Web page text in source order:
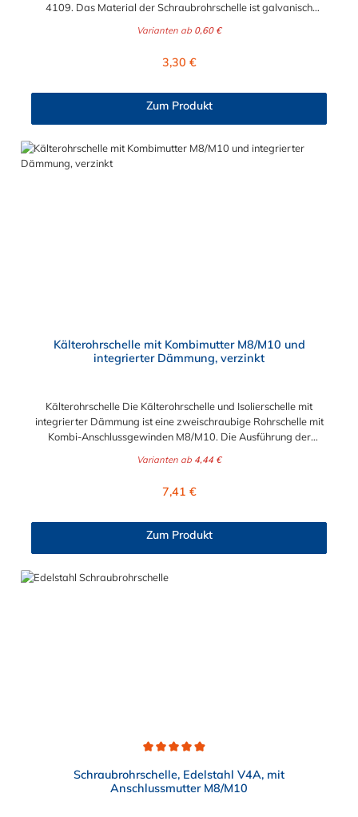
4109. Das Material der Schraubrohrschelle ist galvanisch
eine Ansschluss. Der Durchmesser der Schraubrohrschelle kann
Abmessung 12-14 mm: Anschlussmutter M8 ab 15-19 mm:
M8 innen) Schraubrohrschellen dienen der Befestigung von
Rohrleitungen an Wand, Decken und Boden und finden ihre
Anwendung im Sanitär-, Heizungs-, und Abwasserbereich.
*Dämmprofil kann ohne Weiteres entfernt werden.
Varianten ab 0,60 €
Regulärer Preis:
3,30 €
Zum Produkt
Kälterohrschelle mit Kombimutter M8/M10 und
integrierter Dämmung, verzinkt
Kälterohrschelle Die Kälterohrschelle und Isolierschelle mit
integrierter Dämmung ist eine zweischraubige Rohrschelle mit
Kombi-Anschlussgewinden M8/M10. Die Ausführung der
Anpassung an den Rohraußendurchmesser. Zusammen mit
Kälterohrschelle. Damit können Rohrleitungen für die Kälte- und
und einer Dämmdicke von 13 oder 19 mm mit Gewindestange
oder Stockschraube im Innenbereich sicher befestigt werden.
Die selbstklebende Verschlusslasche und das altersbeständige
Dämmmaterial sichern die optimale Funktion der Kälteschelle.
Varianten ab 4,44 €
Regulärer Preis:
7,41 €
Zum Produkt
Schraubrohrschelle, Edelstahl V4A, mit
Anschlussmutter M8/M10